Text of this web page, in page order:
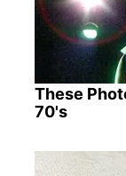
These
70's